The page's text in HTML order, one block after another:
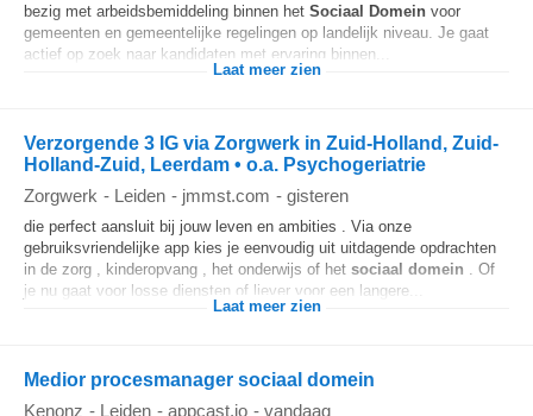
bezig met arbeidsbemiddeling binnen het Sociaal Domein voor
gemeenten en gemeentelijke regelingen op landelijk niveau. Je gaat
actief op zoek naar kandidaten met ervaring binnen...
Laat meer zien
Verzorgende 3 IG via Zorgwerk in Zuid-Holland, Zuid-
Holland-Zuid, Leerdam • o.a. Psychogeriatrie
Zorgwerk - Leiden - jmmst.com - gisteren
die perfect aansluit bij jouw leven en ambities . Via onze
gebruiksvriendelijke app kies je eenvoudig uit uitdagende opdrachten
in de zorg , kinderopvang , het onderwijs of het sociaal domein . Of
je nu gaat voor losse diensten of liever voor een langere...
Laat meer zien
Medior procesmanager sociaal domein
Kenonz - Leiden - appcast.io - vandaag